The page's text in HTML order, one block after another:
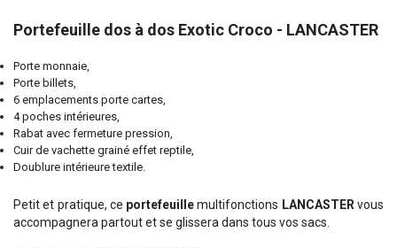
Portefeuille dos à dos Exotic Croco - LANCASTER
Porte monnaie,
Porte billets,
6 emplacements porte cartes,
4 poches intérieures,
Rabat avec fermeture pression,
Cuir de vachette grainé effet reptile,
Doublure intérieure textile.
Petit et pratique, ce portefeuillemultifonctions LANCASTERvous
accompagnera partout et se glissera dans tous vos sacs.